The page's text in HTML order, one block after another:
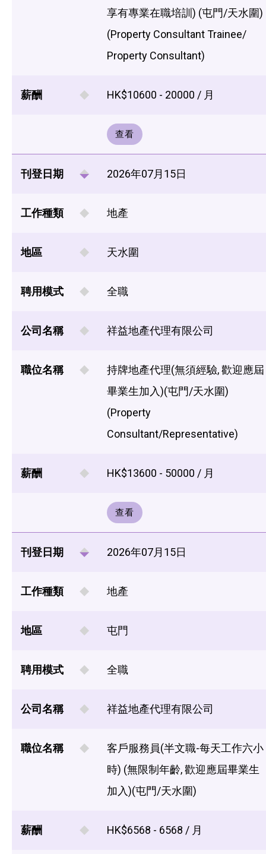
享有專業在職培訓) (屯門/天水圍)
(Property Consultant Trainee/
Property Consultant)
薪酬 HK$10600 - 20000 / 月
查看
刊登日期 2026年07月15日
工作種類 地產
地區 天水圍
聘用模式 全職
公司名稱 祥益地產代理有限公司
職位名稱
持牌地產代理(無須經驗, 歡迎應屆
畢業生加入)(屯門/天水圍)
(Property
Consultant/Representative)
薪酬 HK$13600 - 50000 / 月
查看
刊登日期 2026年07月15日
工作種類 地產
地區 屯門
聘用模式 全職
公司名稱 祥益地產代理有限公司
職位名稱
客戶服務員(半文職-每天工作六小
時) (無限制年齡, 歡迎應屆畢業生
加入)(屯門/天水圍)
薪酬 HK$6568 - 6568 / 月